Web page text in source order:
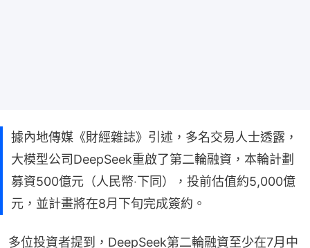
據內地傳媒《財經雜誌》引述，多名交易人士透露，
大模型公司DeepSeek重啟了第二輪融資，本輪計劃
募資500億元（人民幣‧下同），投前估值約5,000億
元，並計畫將在8月下旬完成簽約。
多位投資者提到，DeepSeek第二輪融資至少在7月中